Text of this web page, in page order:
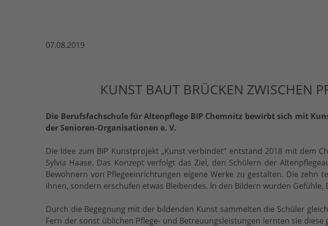
07.08.2019
KUNST BAUT BRÜCKEN ZWISCHEN
Die Berufsfachschule für Altenpflege BIP Chemnitz bewirbt sich mit
der Senioren-Organisationen e. V.
Die Idee zum BIP Kunstprojekt „Kunst verbindet“ entstand 2018 mit dem
Sylvia Haase. Das Konzept verfolgt das Ziel, den Schülern der
Bewohnern von Pflegeeinrichtungen eigene Werke zu gestalten. Die
ihnen, sondern erschufen etwas Bleibendes. In den Bildern wurden
Durch die Begegnung mit der bildenden Kunst sammelten die Schüler
Fern der sonst üblichen Pflege- und Betreuungsleistungen lernten sie